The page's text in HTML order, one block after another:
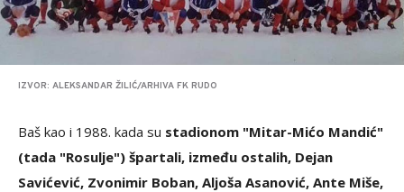
IZVOR: ALEKSANDAR ŽILIĆ/ARHIVA FK RUDO
Baš kao i 1988. kada su stadionom "Mitar-Mićo Mandić"
(tada "Rosulje") špartali, između ostalih, Dejan
Savićević, Zvonimir Boban, Aljoša Asanović, Ante Miše,